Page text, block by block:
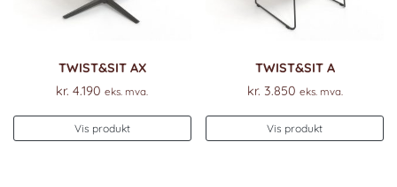
TWIST&SIT AX
kr. 4.190 eks. mva.
Vis produkt
TWIST&SIT A
kr. 3.850 eks. mva.
Vis produkt